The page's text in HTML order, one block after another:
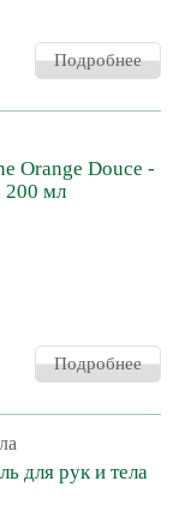
в экзотический
скрабом
Невероятный
немедленный
Подробнее
Orange Douce -
200 мл
Корсика Gommage
сахаром,
и
Подробнее
для рук и тела